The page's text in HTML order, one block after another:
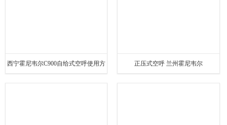
西宁霍尼韦尔C900自给式空呼使用方 正压式空呼 兰州霍尼韦尔